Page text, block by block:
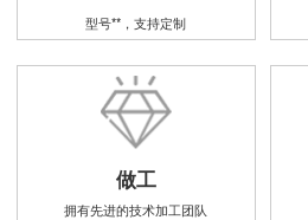
型号**，支持定制
做工
拥有先进的技术加工团队